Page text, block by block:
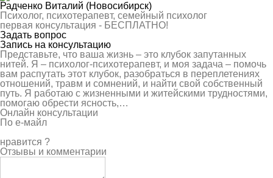
Радченко Виталий (Новосибирск)
Психолог, психотерапевт, семейный психолог
первая консультация - БЕСПЛАТНО!
Задать вопрос
Запись на консультацию
Представьте, что ваша жизнь – это клубок запутанных
нитей. Я – психолог-психотерапевт, и моя задача – помочь
вам распутать этот клубок, разобраться в переплетениях
отношений, травм и сомнений, и найти свой собственный
путь. Я работаю с жизненными и житейскими трудностями,
помогаю обрести ясность,…
Онлайн консультации
По е-майл
нравится ?
Отзывы и комментарии